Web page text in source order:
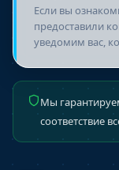
Если вы
предоставили
уведомим вас,
Мы
соответствие